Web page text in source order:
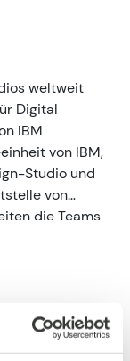
weltweit
Digital
IBM
von IBM,
Studio und
von
die Teams
bei der
Raum